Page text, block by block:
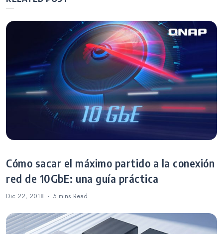
que Minecraft
Cómo sacar el máximo partido a la conexión
red de 10GbE: una guía práctica
Dic 22, 2018 5 mins Read